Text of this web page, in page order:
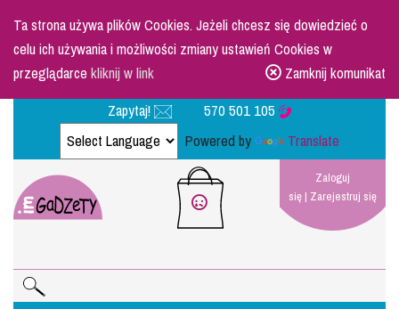
Ta strona używa plików Cookies. Jeżeli chcesz się dowiedzieć o
celu ich używania i możliwości zmiany ustawień Cookies w
przeglądarcekliknij w link
Zamknij komunikat
Zapytaj!
570 501 105
Powered by
Translate
Zaloguj
się| Zarejestruj się